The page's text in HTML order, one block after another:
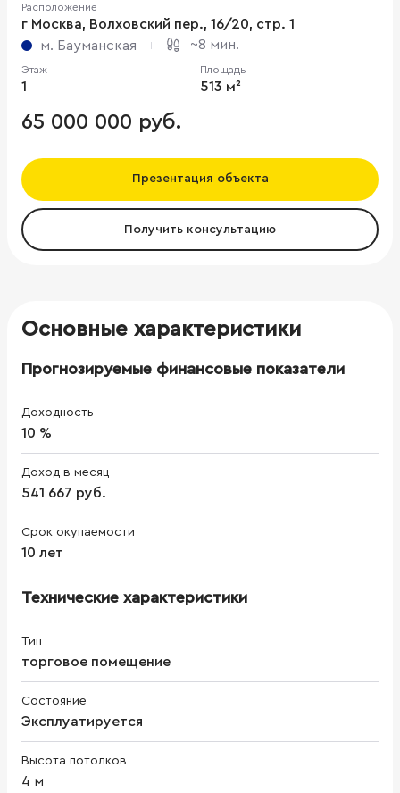
Расположение
г Москва, Волховский пер., 16/20, стр. 1
м. Бауманская
~8 мин.
Этаж
1
Площадь
513 м²
65 000 000 руб.
Презентация объекта
Получить консультацию
Основные характеристики
Прогнозируемые финансовые показатели
Доходность
10 %
Доход в месяц
541 667 руб.
Срок окупаемости
10 лет
Технические характеристики
Тип
торговое помещение
Состояние
Эксплуатируется
Высота потолков
4 м